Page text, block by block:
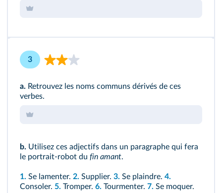
3
a. Retrouvez les noms communs dérivés de ces
verbes.
b. Utilisez ces adjectifs dans un paragraphe qui fera
le portrait-robot du fin amant.
1. Se lamenter. 2. Supplier. 3. Se plaindre. 4.
Consoler. 5. Tromper. 6. Tourmenter. 7. Se moquer.